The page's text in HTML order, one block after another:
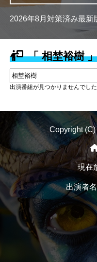
2026年8月対策済み最新
「 相埜裕樹
出演番組が見つかりませんでした
Copyright
現在
出演者